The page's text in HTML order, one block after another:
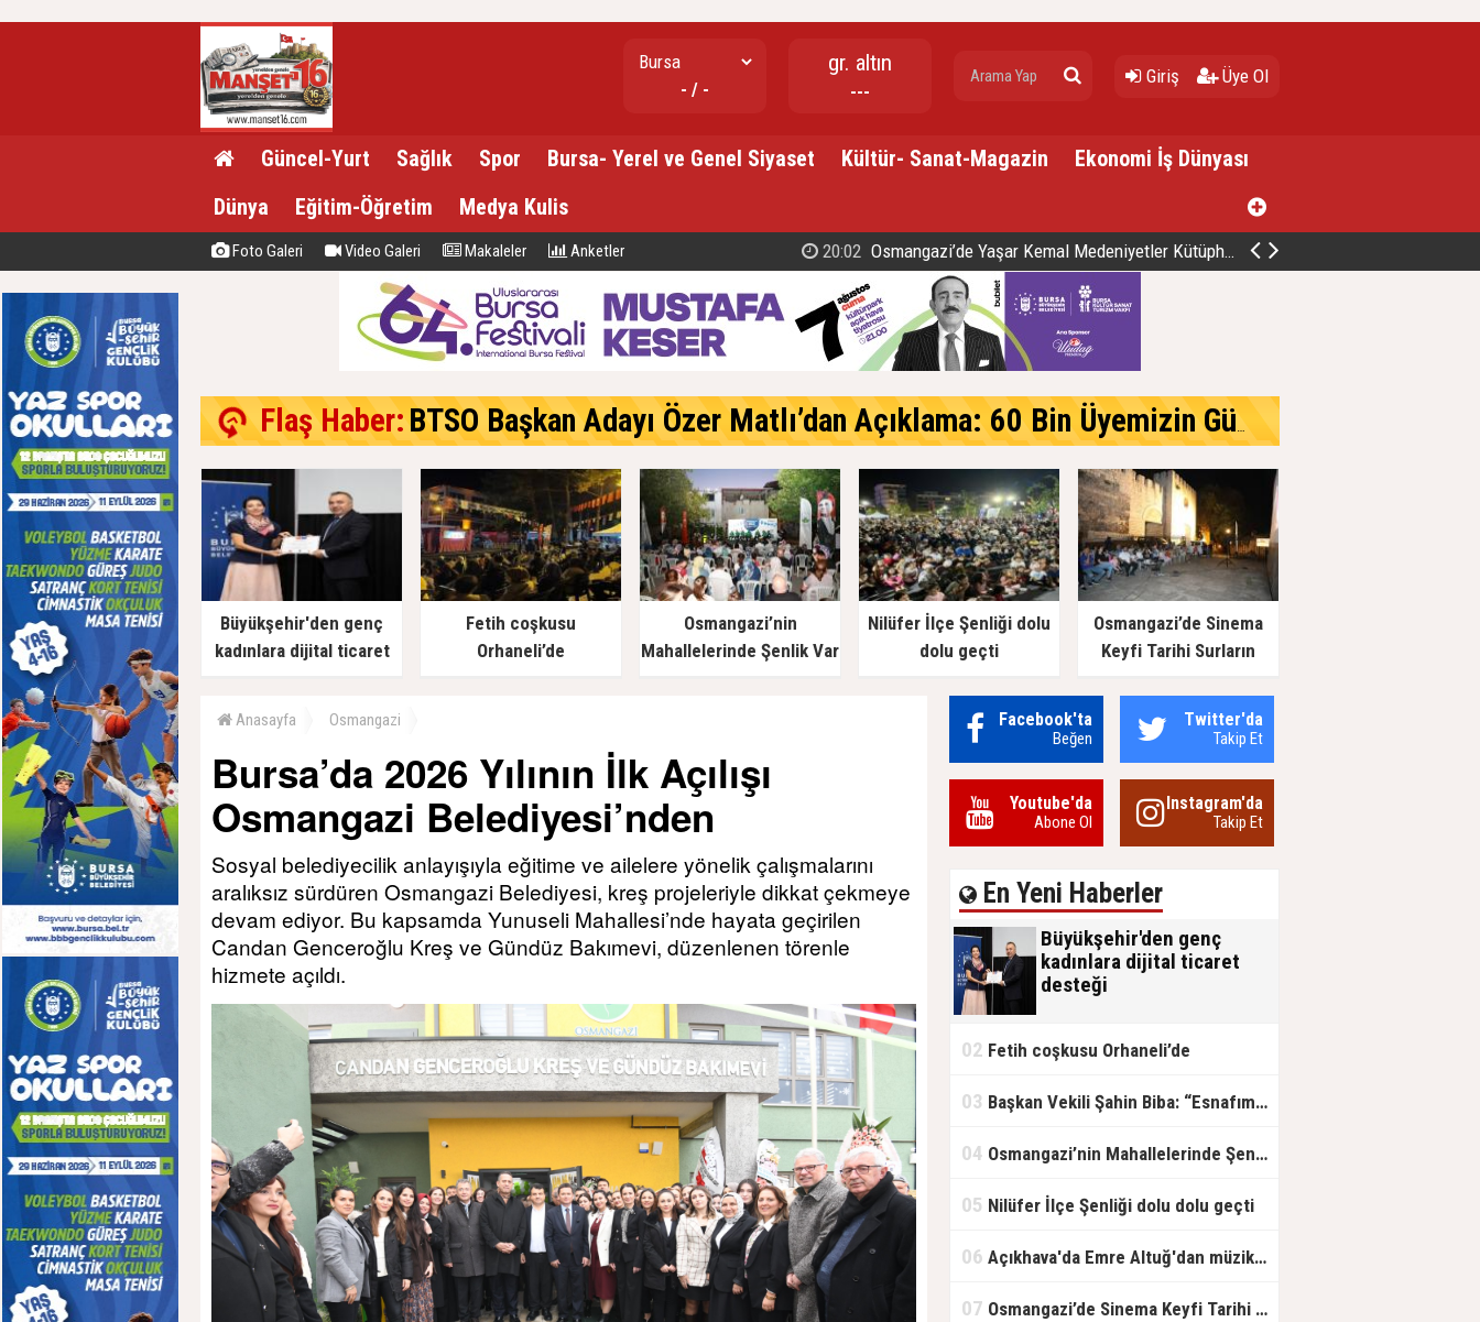
- / -
gr. altın
---
Giriş Üye Ol
Güncel-Yurt Sağlık Spor Bursa- Yerel ve Genel Siyaset Kültür- Sanat-Magazin
Ekonomi İş Dünyası
Dünya
Eğitim-Öğretim Medya Kulis
Foto Galeri Video Galeri Makaleler Anketler 20:02 Osmangazi’de Yaşar Kemal Medeniyetler Kütüphanesi Hizmete Açıldı
Flaş Haber:BTSO Başkan Adayı Özer Matlı’dan Açıklama: 60 Bin Üyemizin Gücünü, Üyemizle Birlikte Büyüteceğiz.
Büyükşehir'den genç
kadınlara dijital ticaret
Fetih coşkusu
Orhaneli’de
Osmangazi’nin
Mahallelerinde Şenlik Var
Nilüfer İlçe Şenliği dolu
dolu geçti
Osmangazi’de Sinema
Keyfi Tarihi Surların
Anasayfa Osmangazi
Bursa’da 2026 Yılının İlk Açılışı
Osmangazi Belediyesi’nden
Sosyal belediyecilik anlayışıyla eğitime ve ailelere yönelik çalışmalarını
aralıksız sürdüren Osmangazi Belediyesi, kreş projeleriyle dikkat çekmeye
devam ediyor. Bu kapsamda Yunuseli Mahallesi’nde hayata geçirilen
Candan Genceroğlu Kreş ve Gündüz Bakımevi, düzenlenen törenle
hizmete açıldı.
Facebook'ta
Beğen
Twitter'da
Takip Et
Youtube'da
Abone Ol
Instagram'da
Takip Et
En Yeni Haberler
Büyükşehir'den genç
kadınlara dijital ticaret
desteği
02 Fetih coşkusu Orhaneli’de
03 Başkan Vekili Şahin Biba: “Esnafımızın her zaman yanında olacağız”
04 Osmangazi’nin Mahallelerinde Şenlik Var
05 Nilüfer İlçe Şenliği dolu dolu geçti
06 Açıkhava'da Emre Altuğ'dan müzik dolu gece
07 Osmangazi’de Sinema Keyfi Tarihi Surların Gölgesinde Yaşandı